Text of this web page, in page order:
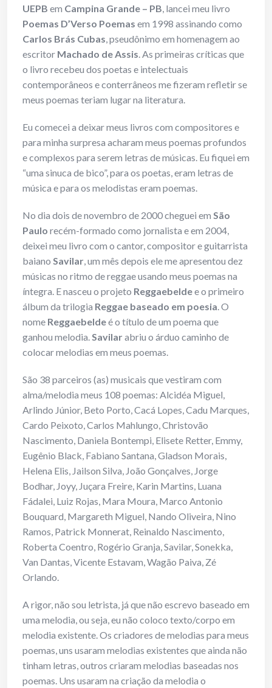
UEPB em Campina Grande – PB, lancei meu livro
Poemas D’Verso Poemas em 1998 assinando como
Carlos Brás Cubas, pseudônimo em homenagem ao
escritor Machado de Assis. As primeiras críticas que
o livro recebeu dos poetas e intelectuais
contemporâneos e conterrâneos me fizeram refletir se
meus poemas teriam lugar na literatura.
Eu comecei a deixar meus livros com compositores e
para minha surpresa acharam meus poemas profundos
e complexos para serem letras de músicas. Eu fiquei em
“uma sinuca de bico”, para os poetas, eram letras de
música e para os melodistas eram poemas.
No dia dois de novembro de 2000 cheguei em São
Paulo recém-formado como jornalista e em 2004,
deixei meu livro com o cantor, compositor e guitarrista
baiano Savilar, um mês depois ele me apresentou dez
músicas no ritmo de reggae usando meus poemas na
íntegra. E nasceu o projeto Reggaebeldee o primeiro
álbum da trilogia Reggae baseado em poesia. O
nome Reggaebeldeé o título de um poema que
ganhou melodia.Savilarabriu o árduo caminho de
colocar melodias em meus poemas.
São 38 parceiros (as) musicais que vestiram com
alma/melodia meus 108 poemas: Alcidéa Miguel,
Arlindo Júnior, Beto Porto, Cacá Lopes, Cadu Marques,
Cardo Peixoto, Carlos Mahlungo, Christovão
Nascimento, Daniela Bontempi, Elisete Retter, Emmy,
Eugênio Black, Fabiano Santana, Gladson Morais,
Helena Elis, Jailson Silva, João Gonçalves, Jorge
Bodhar, Joyy, Juçara Freire, Karin Martins, Luana
Fádalei, Luiz Rojas, Mara Moura, Marco Antonio
Bouquard, Margareth Miguel, Nando Oliveira, Nino
Ramos, Patrick Monnerat, Reinaldo Nascimento,
Roberta Coentro, Rogério Granja, Savilar, Sonekka,
Van Dantas, Vicente Estavam, Wagão Paiva, Zé
Orlando.
A rigor, não sou letrista, já que não escrevo baseado em
uma melodia, ou seja, eu não coloco texto/corpo em
melodia existente. Os criadores de melodias para meus
poemas, uns usaram melodias existentes que ainda não
tinham letras, outros criaram melodias baseadas nos
poemas. Uns usaram na criação da melodia o